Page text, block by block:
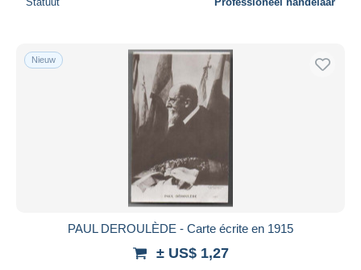
Nieuw
PAUL DEROULÈDE - Carte écrite en 1915
± US$ 1,27